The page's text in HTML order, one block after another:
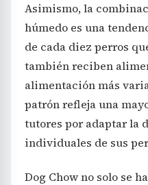
Asimismo, la
húmedo es una
de cada diez perros
también reciben
alimentación más
patrón refleja una
tutores por adaptar la
individuales de sus
Dog Chow no solo se